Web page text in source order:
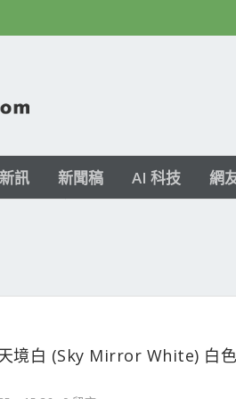
新訊 新聞稿 AI 科技 網
境白 (Sky Mirror White) 白色